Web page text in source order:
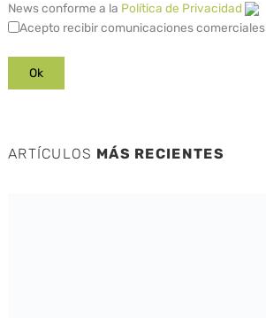
News conforme a la Política de Privacidad
Acepto recibir comunicaciones comerciales
ARTÍCULOS MÁS RECIENTES